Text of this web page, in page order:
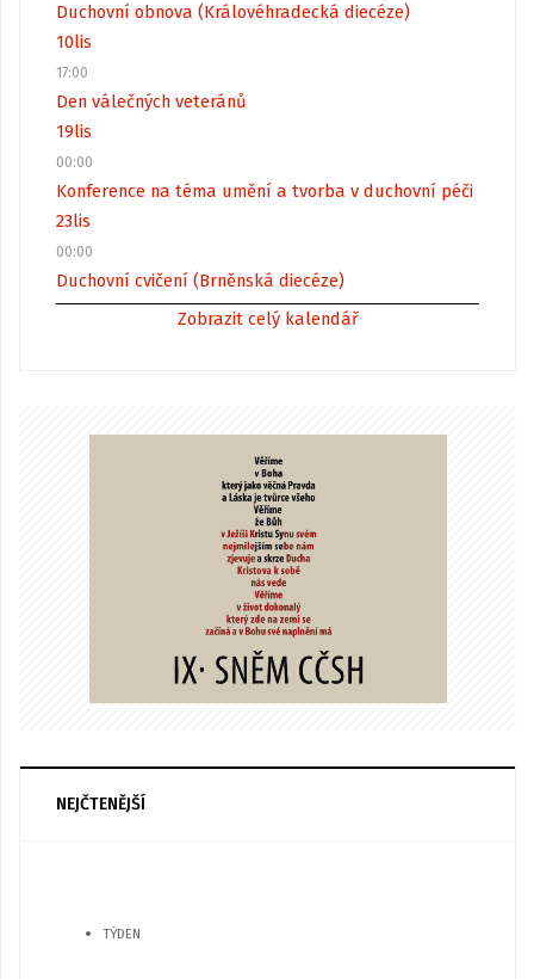
Duchovní obnova (Královéhradecká diecéze)
10lis
17:00
Den válečných veteránů
19lis
00:00
Konference na téma umění a tvorba v duchovní péči
23lis
00:00
Duchovní cvičení (Brněnská diecéze)
Zobrazit celý kalendář
NEJČTENĚJŠÍ
TÝDEN